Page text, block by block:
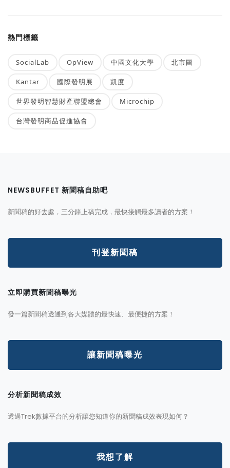
熱門標籤
SocialLab OpView 中國文化大學 北市圖
Kantar 國際發明展 凱度
世界發明智慧財產聯盟總會 Microchip
台灣發明商品促進協會
NEWSBUFFET 新聞稿自助吧
新聞稿的好去處，三分鐘上稿完成，最快接觸最多讀者的方案！
刊登新聞稿
立即購買新聞稿曝光
發一篇新聞稿透通到各大媒體的最快速、最便捷的方案！
讓新聞稿曝光
分析新聞稿成效
透過Trek數據平台的分析讓您知道你的新聞稿成效表現如何？
我想了解